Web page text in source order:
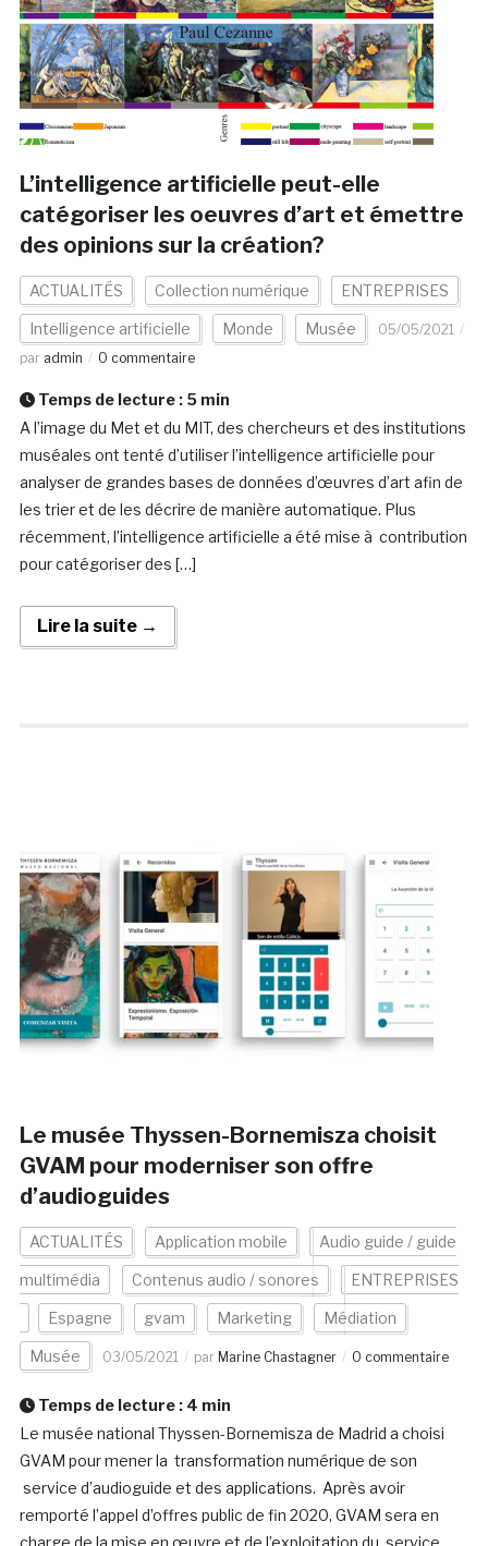
L’intelligence artificielle peut-elle
catégoriser les oeuvres d’art et émettre
des opinions sur la création?
ACTUALITÉS Collection numérique ENTREPRISES
Intelligence artificielle Monde Musée
05/05/2021
par admin 0 commentaire
Temps de lecture : 5 min
A l’image du Met et du MIT, des chercheurs et des institutions
muséales ont tenté d’utiliser l’intelligence artificielle pour
analyser de grandes bases de données d’œuvres d’art afin de
les trier et de les décrire de manière automatique. Plus
récemment, l’intelligence artificielle a été mise à contribution
pour catégoriser des […]
Lire la suite →
Le musée Thyssen-Bornemisza choisit
GVAM pour moderniser son offre
d’audioguides
ACTUALITÉS Application mobile Audio guide / guide
multimédia Contenus audio / sonores ENTREPRISES
Espagne gvam Marketing Médiation
Musée 03/05/2021 par Marine Chastagner 0 commentaire
Temps de lecture : 4 min
Le musée national Thyssen-Bornemisza de Madrid a choisi
GVAM pour mener la transformation numérique de son
service d’audioguide et des applications. Après avoir
remporté l’appel d’offres public de fin 2020, GVAM sera en